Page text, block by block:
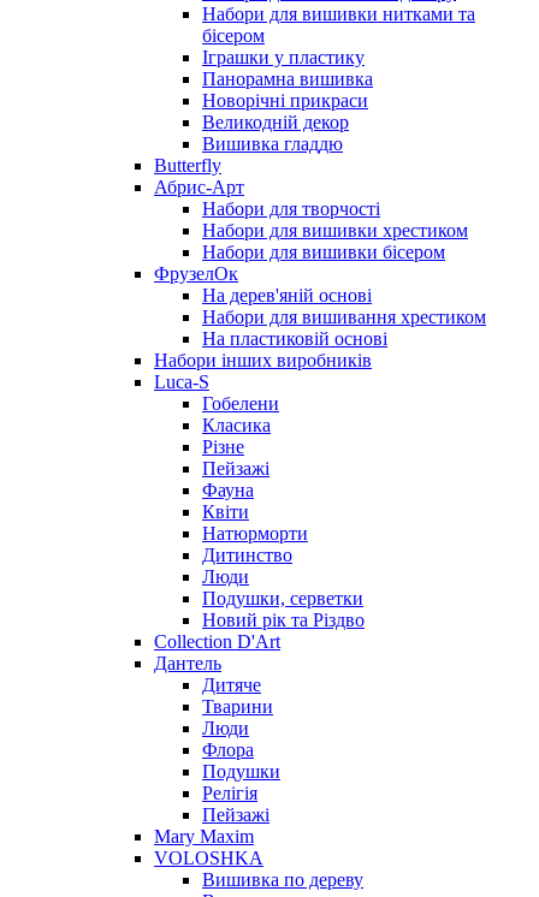
Набори для вишивки нитками та
бісером
Іграшки у пластику
Панорамна вишивка
Новорічні прикраси
Великодній декор
Вишивка гладдю
Butterfly
Абрис-Арт
Набори для творчості
Набори для вишивки хрестиком
Набори для вишивки бісером
ФрузелОк
На дерев'яній основі
Набори для вишивання хрестиком
На пластиковій основі
Набори інших виробників
Luca-S
Гобелени
Класика
Різне
Пейзажі
Фауна
Квіти
Натюрморти
Дитинство
Люди
Подушки, серветки
Новий рік та Різдво
Collection D'Art
Дантель
Дитяче
Тварини
Люди
Флора
Подушки
Релігія
Пейзажі
Mary Maxim
VOLOSHKA
Вишивка по дереву